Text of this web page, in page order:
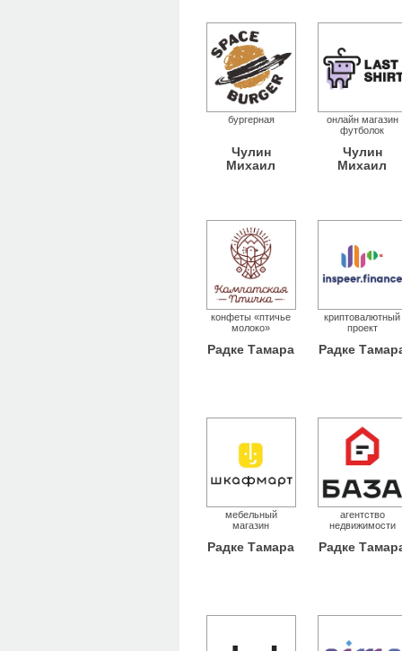
бургерная
Чулин
Михаил
онлайн магазин
футболок
Чулин
Михаил
конфеты «птичье
молоко»
Радке Тамара
криптовалютный
проект
Радке
мебельный
магазин
Радке Тамара
агентство
недвижимости
Радке